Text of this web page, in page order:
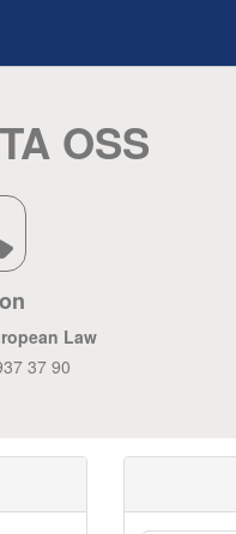
OSS
Law
37 90